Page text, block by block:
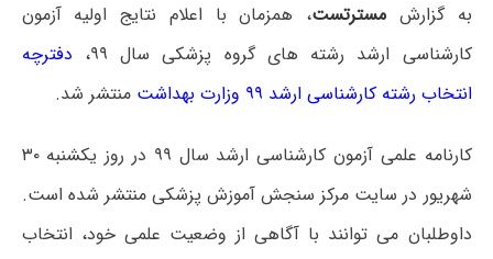
به گزارش مسترتست، همزمان با اعلام نتایج اولیه آزمون
کارشناسی ارشد رشته های گروه پزشکی سال ۹۹،
دفترچه
انتخاب رشته کارشناسی ارشد ۹۹ وزارت بهداشت
منتشر شد.
کارنامه علمی آزمون کارشناسی ارشد سال ۹۹ در روز یکشنبه ۳۰
شهریور در سایت مرکز سنجش آموزش پزشکی منتشر شده است.
داوطلبان می توانند با آگاهی از وضعیت علمی خود، انتخاب